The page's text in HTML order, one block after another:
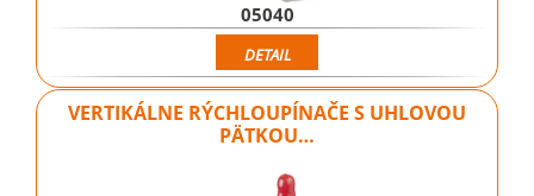
05040
DETAIL
VERTIKÁLNE RÝCHLOUPÍNAČE S UHLOVOU
PÄTKOU…